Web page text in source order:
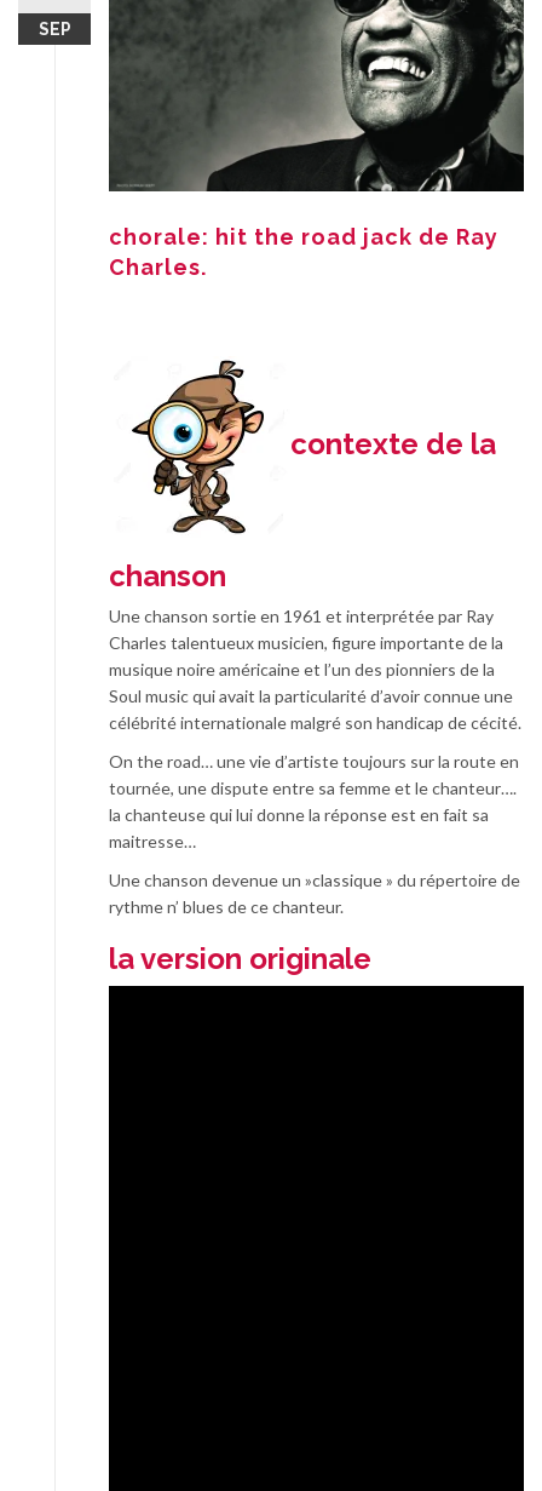
SEP
chorale: hit the road jack de Ray
Charles.
contexte de la
chanson
Une chanson sortie en 1961 et interprétée par Ray
Charles talentueux musicien, figure importante de la
musique noire américaine et l’un des pionniers de la
Soul music qui avait la particularité d’avoir connue une
célébrité internationale malgré son handicap de cécité.
On the road… une vie d’artiste toujours sur la route en
tournée, une dispute entre sa femme et le chanteur….
la chanteuse qui lui donne la réponse est en fait sa
maitresse…
Une chanson devenue un »classique » du répertoire de
rythme n’ blues de ce chanteur.
la version originale